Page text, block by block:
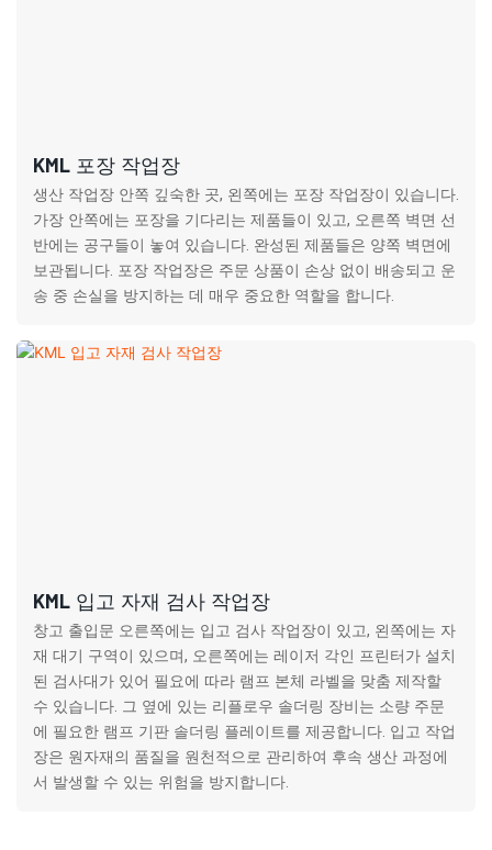
KML 포장 작업장
생산 작업장 안쪽 깊숙한 곳, 왼쪽에는 포장 작업장이 있습니다.
가장 안쪽에는 포장을 기다리는 제품들이 있고, 오른쪽 벽면 선
반에는 공구들이 놓여 있습니다. 완성된 제품들은 양쪽 벽면에
보관됩니다. 포장 작업장은 주문 상품이 손상 없이 배송되고 운
송 중 손실을 방지하는 데 매우 중요한 역할을 합니다.
KML 입고 자재 검사 작업장
창고 출입문 오른쪽에는 입고 검사 작업장이 있고, 왼쪽에는 자
재 대기 구역이 있으며, 오른쪽에는 레이저 각인 프린터가 설치
된 검사대가 있어 필요에 따라 램프 본체 라벨을 맞춤 제작할
수 있습니다. 그 옆에 있는 리플로우 솔더링 장비는 소량 주문
에 필요한 램프 기판 솔더링 플레이트를 제공합니다. 입고 작업
장은 원자재의 품질을 원천적으로 관리하여 후속 생산 과정에
서 발생할 수 있는 위험을 방지합니다.